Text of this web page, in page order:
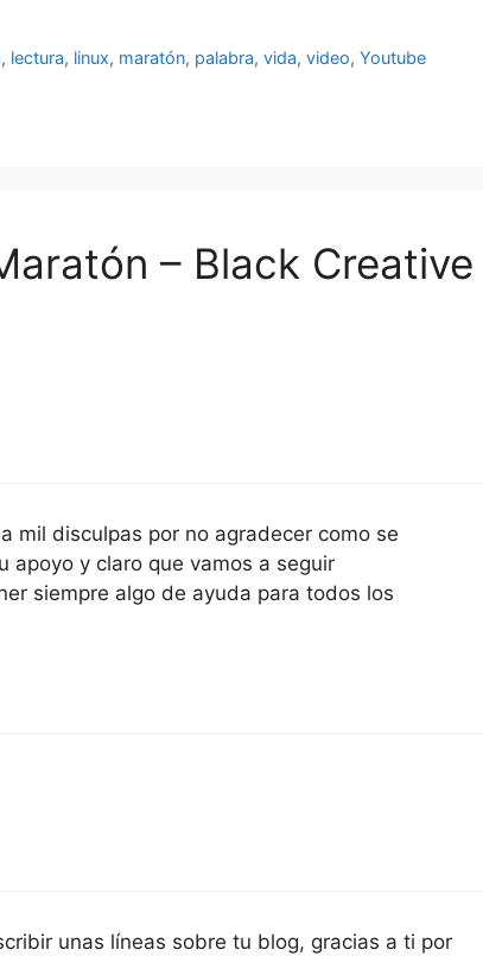
, lectura, linux, maratón, palabra,vida,video,Youtube
– Black Creative
mil disculpas por no agradecer como se
y claro que vamos a seguir
siempre algo de ayuda para todos los
unas líneas sobre tu blog, gracias a ti por